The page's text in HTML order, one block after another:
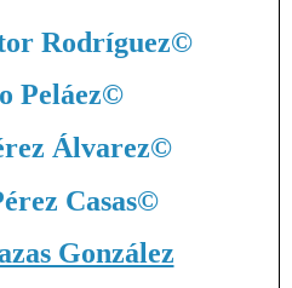
Rodríguez©
Peláez©
Álvarez©
Casas©
González